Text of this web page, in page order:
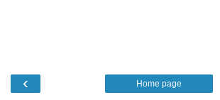
‹ Home page